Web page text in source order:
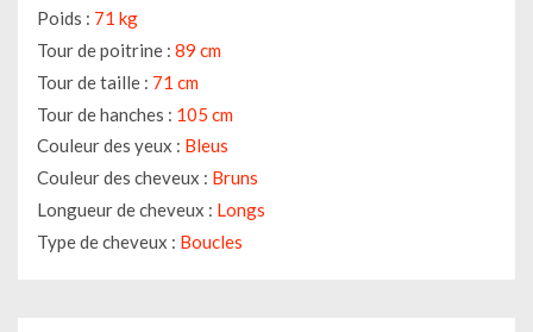
Poids : 71 kg
Tour de poitrine : 89 cm
Tour de taille : 71 cm
Tour de hanches : 105 cm
Couleur des yeux : Bleus
Couleur des cheveux : Bruns
Longueur de cheveux : Longs
Type de cheveux : Boucles